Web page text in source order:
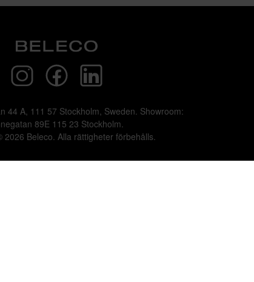
44 A, 111 57 Stockholm, Sweden. Showroom:
89E 115 23 Stockholm.
2026 Beleco. Alla rättigheter förbehålls.